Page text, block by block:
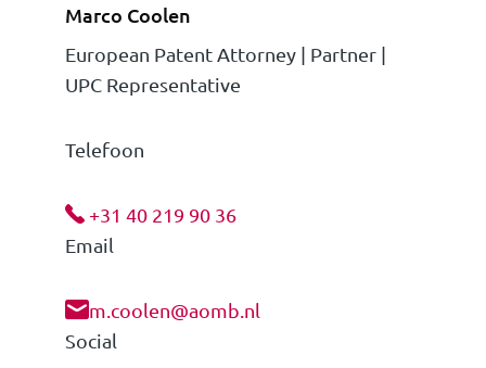
Marco Coolen
European Patent Attorney | Partner |
UPC Representative
Telefoon
+31 40 219 90 36
Email
m.coolen@aomb.nl
Social